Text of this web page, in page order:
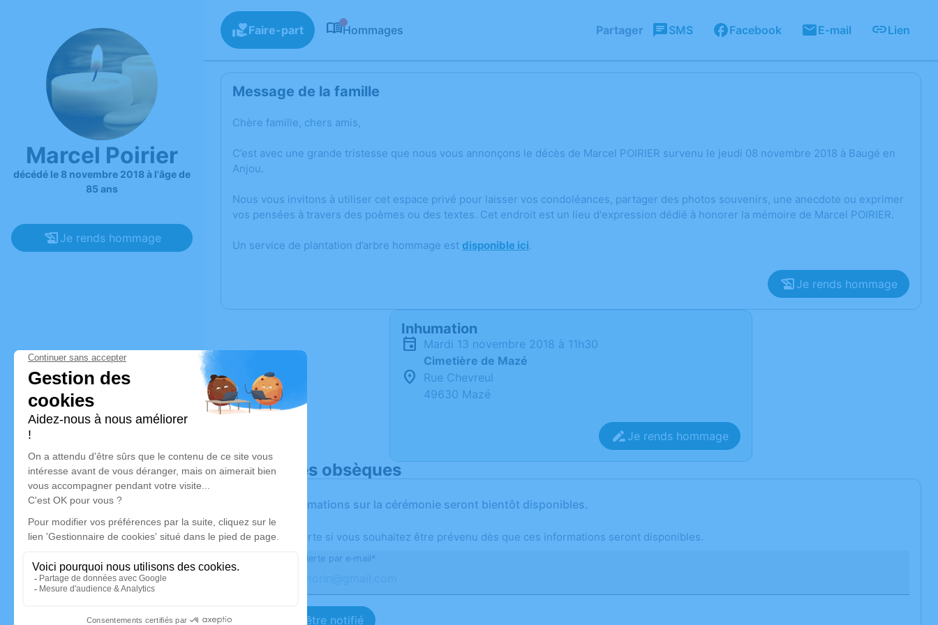
Marcel Poirier
décédé le 8 novembre 2018 à l'âge de
85 ans
Je rends hommage
Faire-part Hommages Partager SMS Facebook E-mail Lien
Message de la famille
Chère famille, chers amis,
C’est avec une grande tristesse que nous vous annonçons le décès de Marcel POIRIER survenu le jeudi 08 novembre 2018 à Baugé en
Anjou.
Nous vous invitons à utiliser cet espace privé pour laisser vos condoléances, partager des photos souvenirs, une anecdote ou exprimer
vos pensées à travers des poèmes ou des textes. Cet endroit est un lieu d'expression dédié à honorer la mémoire de Marcel POIRIER.
Un service de plantation d’arbre hommage est disponible ici.
Je rends hommage
Inhumation
mardi 13 novembre 2018 à 11h30
Cimetière de Mazé
Rue Chevreul
49630 Mazé
Je rends hommage
Déroulé des obsèques
Les informations sur la cérémonie seront bientôt disponibles.
Activez une alerte si vous souhaitez être prévenu dès que ces informations seront disponibles.
Recevoir une alerte par e-mail*
Je veux être notifié